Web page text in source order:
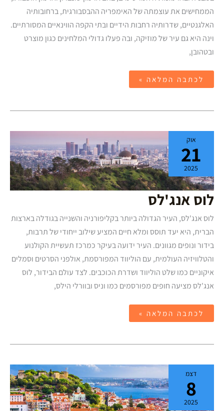
הממחישים את עוצמתה של האימפריה ההבסבורגית, ברחובותיה
האלגנטיים, שדרותיה רחבות הידיים ובתי הקפה הווינאיים המסורתיים.
וינה היא גם עיר של מוזיקה, ובה פעלו גדולי המלחינים כגון מוצרט
ובטהובן,
לכתבה המלאה »
אוק
21
2025
לוס אנג'לס
לוס אנג'לס, העיר הגדולה ביותר בקליפורניה והשנייה בגודלה בארצות
הברית, היא יעד תוסס ומלא חיים המציע שילוב ייחודי של תרבות,
בידור ונופים מגוונים. העיר ידועה בעיקר כמרכז תעשיית הקולנוע
והטלוויזיה העולמית, עם הוליווד המפורסמת, אולפני הסרטים וסמלים
איקוניים כמו שלט הוליווד ושדרת הכוכבים. לצד עולם הבידור, לוס
אנג'לס מציעה חופים מפורסמים כמו וניס ובוורלי הילס,
לוס
אנג'לס
לכתבה המלאה »
דצמ
8
2025